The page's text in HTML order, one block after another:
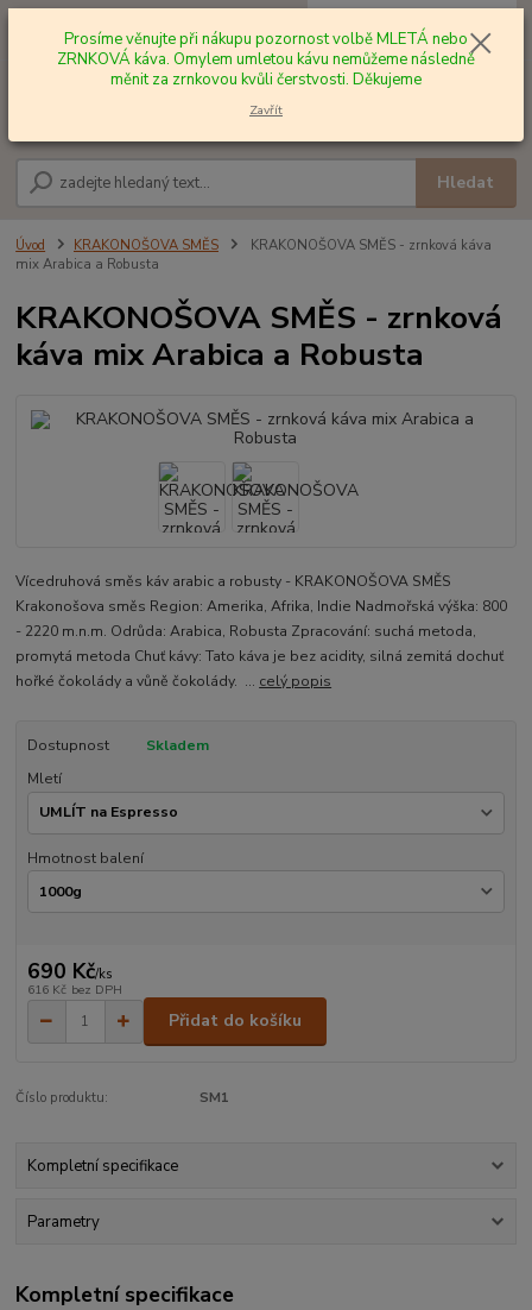
Hledat
+420 602 577 209 za0,00 Kč
Úvod KRAKONOŠOVA SMĚS
KRAKONOŠOVA SMĚS - zrnková káva
mix Arabica a Robusta
KRAKONOŠOVA SMĚS - zrnková
káva mix Arabica a Robusta
Vícedruhová směs káv arabic a robusty - KRAKONOŠOVA SMĚS
Krakonošova směs Region: Amerika, Afrika, Indie Nadmořská výška: 800
- 2220 m.n.m. Odrůda: Arabica, Robusta Zpracování: suchá metoda,
promytá metoda Chuť kávy: Tato káva je bez acidity, silná zemitá dochuť
hořké čokolády a vůně čokolády. ... celý popis
Dostupnost
Skladem
Mletí
Hmotnost balení
690 Kč/ks
616 Kč bez DPH
Přidat do košíku
Číslo produktu: SM1
Kompletní specifikace
Parametry
Kompletní specifikace
Prosíme věnujte při nákupu pozornost volbě MLETÁ nebo
ZRNKOVÁ káva. Omylem umletou kávu nemůžeme následně
měnit za zrnkovou kvůli čerstvosti. Děkujeme
Zavřít